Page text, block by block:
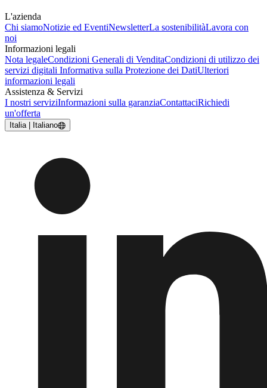
L'azienda
Chi siamoNotizie ed EventiNewsletterLa sostenibilitàLavora con
noi
Informazioni legali
Nota legaleCondizioni Generali di VenditaCondizioni di utilizzo dei
servizi digitali Informativa sulla Protezione dei DatiUlteriori
informazioni legali
Assistenza & Servizi
I nostri serviziInformazioni sulla garanziaContattaciRichiedi
un'offerta
Italia | Italiano